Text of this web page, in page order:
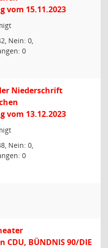
vom 15.11.2023
Nein: 0,
0
Niederschrift
vom 13.12.2023
Nein: 0,
0
CDU, BÜNDNIS 90/DIE